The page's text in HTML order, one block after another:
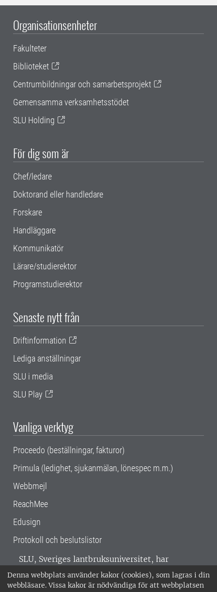
Denna webbplats använder kakor (cookies), som lagras i din
webbläsare. Vissa kakor är nödvändiga för att webbplatsen
Organisationsenheter
Fakulteter
Biblioteket
Centrumbildningar och samarbetsprojekt
Gemensamma verksamhetsstödet
SLU Holding
För dig som är
Chef/ledare
Doktorand eller handledare
Forskare
Handläggare
Kommunikatör
Lärare/studierektor
Programstudierektor
Senaste nytt från
Driftinformation
Lediga anställningar
SLU i media
SLU Play
Vanliga verktyg
Proceedo (beställningar, fakturor)
Primula (ledighet, sjukanmälan, lönespec m.m.)
Webbmejl
ReachMee
Edusign
Protokoll och beslutslistor
SLU, Sveriges lantbruksuniversitet, har
verksamhet över hela Sverige. Huvudorter är
Alnarp, Uppsala och Umeå.SLU är